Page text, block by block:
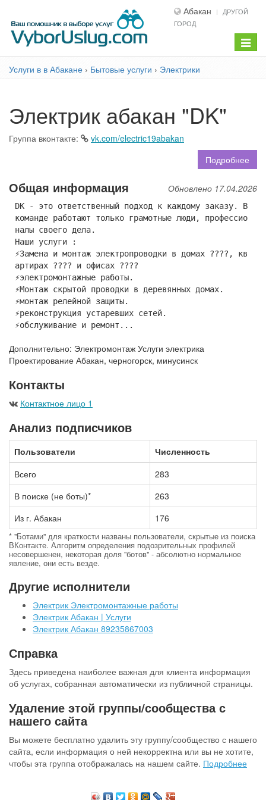
Абакан
ДРУГОЙ
ГОРОД
меню
Услуги в в Абакане › Бытовые услуги › Электрики
Электрик абакан "DK"
Группа вконтакте:
vk.com/electric19abakan
Подробнее
Общая информация Обновлено 17.04.2026
DK - это ответственный подход к каждому заказу. В
команде работают только грамотные люди, профессио
налы своего дела.
Наши услуги :
⚡Замена и монтаж электропроводки в домах ????, кв
артирах ???? и офисах ????
⚡электромонтажные работы.
⚡Монтаж скрытой проводки в деревянных домах.
⚡монтаж релейной защиты.
⚡реконструкция устаревших сетей.
⚡обслуживание и ремонт...
Дополнительно: Электромонтаж Услуги электрика
Проектирование Абакан, черногорск, минусинск
Контакты
Контактное лицо 1
Анализ подписчиков
Пользователи
Численность
Всего
283
В поиске (не боты)*
263
Из г. Абакан
176
* "Ботами" для краткости названы пользователи, скрытые из поиска
ВКонтакте. Алгоритм определения подозрительных профилей
несовершенен, некоторая доля "ботов" - абсолютно нормальное
явление, они есть везде.
Другие исполнители
Электрик Электромонтажные работы
Электрик Абакан | Услуги
Электрик Абакан 89235867003
Справка
Здесь приведена наиболее важная для клиента информация
об услугах, собранная автоматически из публичной страницы.
Удаление этой группы/сообщества с
нашего сайта
Вы можете бесплатно удалить эту группу/сообщество с нашего
сайта, если информация о ней некорректна или вы не хотите,
чтобы эта группа отображалась на нашем сайте. Подробнее